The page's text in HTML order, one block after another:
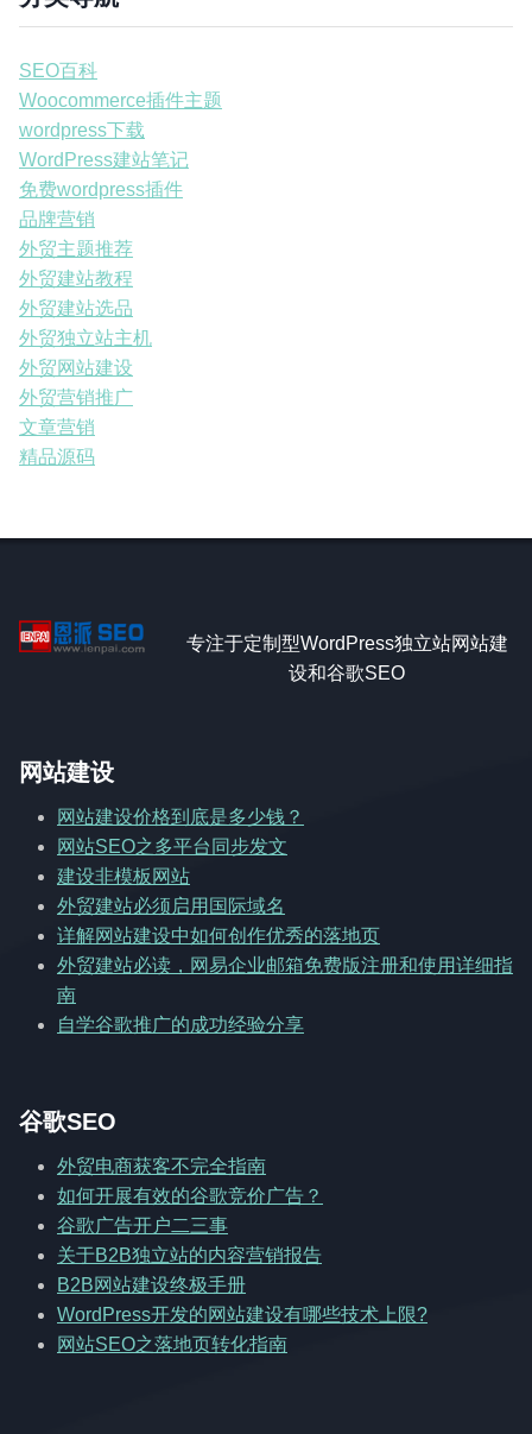
SEO百科
Woocommerce插件主题
wordpress下载
WordPress建站笔记
免费wordpress插件
品牌营销
外贸主题推荐
外贸建站教程
外贸建站选品
外贸独立站主机
外贸网站建设
外贸营销推广
文章营销
精品源码
专注于定制型WordPress独立站网站建
设和谷歌SEO
网站建设
网站建设价格到底是多少钱？
网站SEO之多平台同步发文
建设非模板网站
外贸建站必须启用国际域名
详解网站建设中如何创作优秀的落地页
外贸建站必读，网易企业邮箱免费版注册和使用详细指
南
自学谷歌推广的成功经验分享
谷歌SEO
外贸电商获客不完全指南
如何开展有效的谷歌竞价广告？
谷歌广告开户二三事
关于B2B独立站的内容营销报告
B2B网站建设终极手册
WordPress开发的网站建设有哪些技术上限?
网站SEO之落地页转化指南